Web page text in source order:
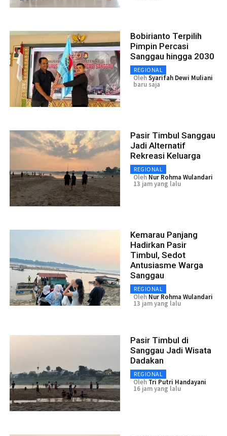
Bobirianto Terpilih
Pimpin Percasi
Sanggau hingga 2030
REGIONAL
OlehSyarifah Dewi Muliani
baru saja
Pasir Timbul Sanggau
Jadi Alternatif
Rekreasi Keluarga
REGIONAL
Oleh Nur Rohma Wulandari
13 jam yang lalu
Kemarau Panjang
Hadirkan Pasir
Timbul, Sedot
Antusiasme Warga
Sanggau
REGIONAL
Oleh Nur Rohma Wulandari
13 jam yang lalu
Pasir Timbul di
Sanggau Jadi Wisata
Dadakan
REGIONAL
Oleh Tri Putri Handayani
16 jam yang lalu